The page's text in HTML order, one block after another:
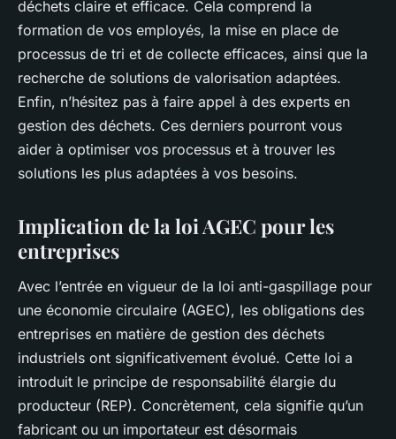
déchets claire et efficace. Cela comprend la
formation de vos employés, la mise en place de
processus de tri et de collecte efficaces, ainsi que la
recherche de solutions de valorisation adaptées.
Enfin, n’hésitez pas à faire appel à des experts en
gestion des déchets. Ces derniers pourront vous
aider à optimiser vos processus et à trouver les
solutions les plus adaptées à vos besoins.
Implication de la loi AGEC pour les
entreprises
Avec l’entrée en vigueur de la loi anti-gaspillage pour
une économie circulaire (AGEC), les obligations des
entreprises en matière de gestion des déchets
industriels ont significativement évolué. Cette loi a
introduit le principe de responsabilité élargie du
producteur (REP). Concrètement, cela signifie qu’un
fabricant ou un importateur est désormais